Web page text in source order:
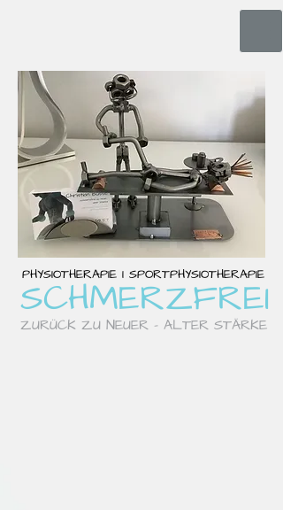
PHYSIOTHERAPIE I SPORTPHYSIOTHERAPIE
SCHMERZFREI
ZURÜCK ZU NEUER - ALTER STÄRKE